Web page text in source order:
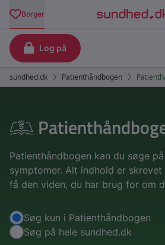
Patienthåndbogen kan du søge
symptomer. Alt indhold er
få den viden, du har brug for om
Søgemuligheder
Søg kun i Patienthåndbogen
Søg på hele sundhed.dk